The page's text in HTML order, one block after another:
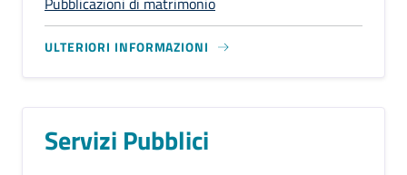
ULTERIORI INFORMAZIONI
Servizi Pubblici